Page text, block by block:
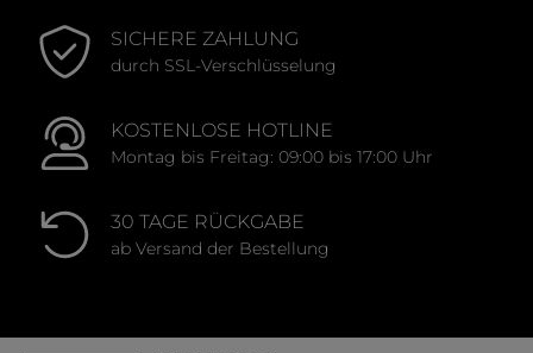
SICHERE ZAHLUNG
durch SSL-Verschlüsselung
KOSTENLOSE HOTLINE
Montag bis Freitag: 09:00 bis 17:00 Uhr
30 TAGE RÜCKGABE
ab Versand der Bestellung